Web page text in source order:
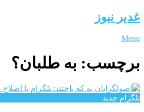
غدیر نیوز
Menu
برچسب: به طلبان؟
تلگرام جدید